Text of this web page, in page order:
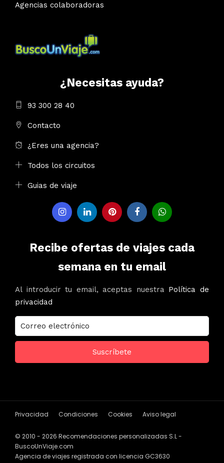
Agencias colaboradoras
¿Necesitas ayuda?
93 300 28 40
Contacto
¿Eres una agencia?
Todos los circuitos
Guias de viaje
Recibe ofertas de viajes cada
semana en tu email
Al introducir tu email, aceptas nuestra Política de
privacidad
Privacidad Condiciones Cookies Aviso legal
© 2010 - 2026 Recomendaciones personalizadas S.L -
BuscoUnViaje.com
Agencia de viajes registrada con licencia GC3630